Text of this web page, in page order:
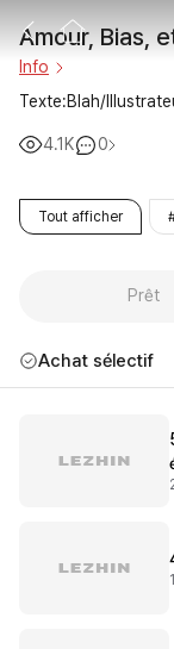
Amour, Bias,
Info
Texte:Blah/
4.1K 0
Tout afficher
Prêt
Achat sélectif